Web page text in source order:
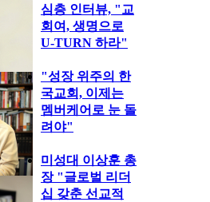
심층 인터뷰, "교
회여, 생명으로
U-TURN 하라"
"성장 위주의 한
국교회, 이제는
멤버케어로 눈 돌
려야"
미성대 이상훈 총
장 "글로벌 리더
십 갖춘 선교적